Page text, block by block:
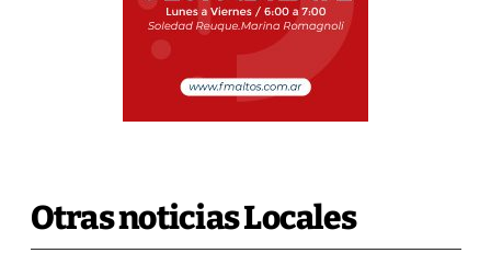
Otras noticias Locales